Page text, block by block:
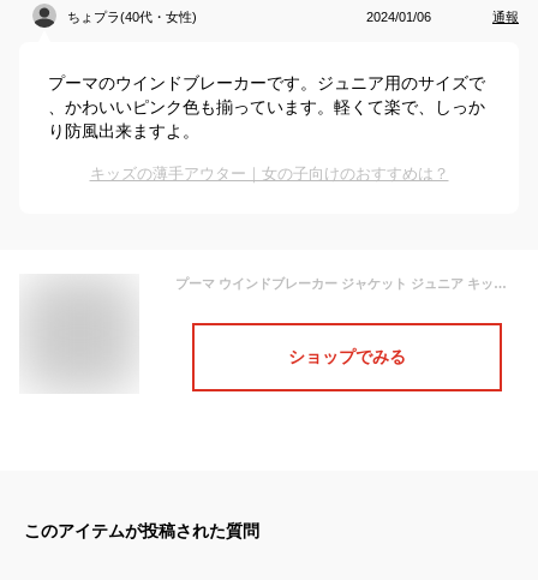
ちょプラ(40代・女性) 2024/01/06 通報
プーマのウインドブレーカーです。ジュニア用のサイズで
、かわいいピンク色も揃っています。軽くて楽で、しっか
り防風出来ますよ。
キッズの薄手アウター｜女の子向けのおすすめは？
プーマ ウインドブレーカー ジャケット ジュニア キッズ ボーイズ ESS+ カラーブロック ウィンドブレーカー 849664 PUMA
ショップでみる
このアイテムが投稿された質問